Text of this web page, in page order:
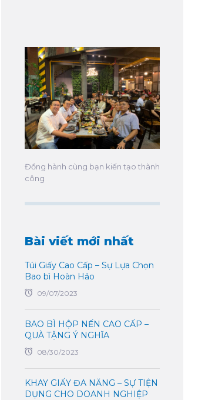
Đồng hành cùng bạn kiến tạo thành
công
Bài viết mới nhất
Túi Giấy Cao Cấp – Sự Lựa Chọn
Bao bì Hoàn Hảo
09/07/2023
BAO BÌ HỘP NẾN CAO CẤP –
QUÀ TẶNG Ý NGHĨA
08/30/2023
KHAY GIẤY ĐA NĂNG – SỰ TIỆN
DỤNG CHO DOANH NGHIỆP